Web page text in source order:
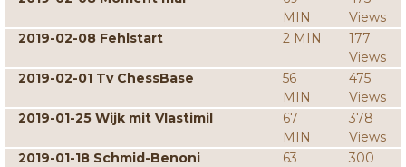
MIN
Views
2019-02-08 Fehlstart
2 MIN
177
Views
2019-02-01 Tv ChessBase
56
MIN
475
Views
2019-01-25 Wijk mit Vlastimil
67
MIN
378
Views
2019-01-18 Schmid-Benoni
63
300